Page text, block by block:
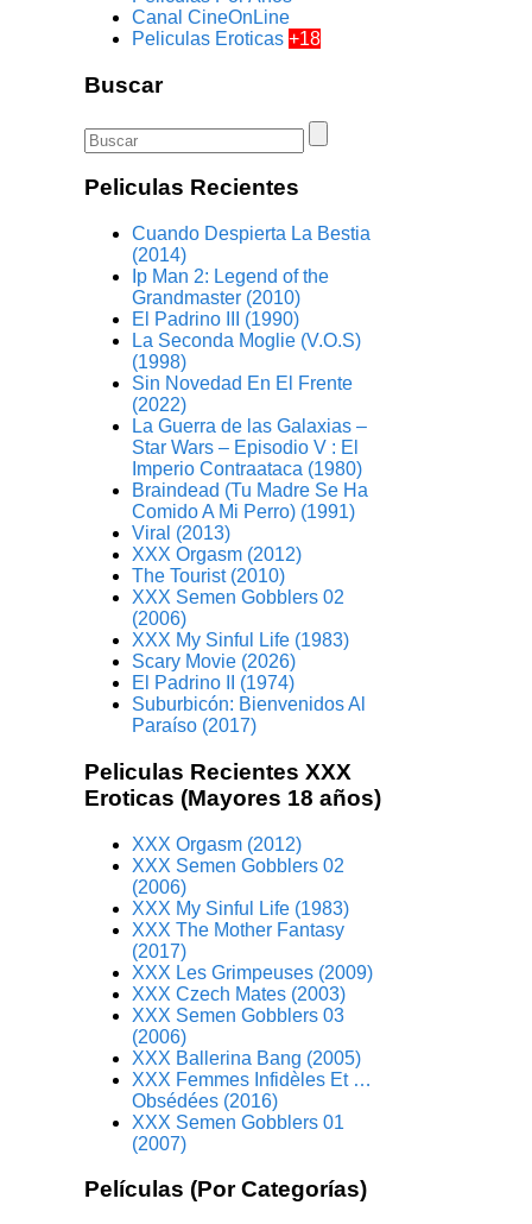
Canal CineOnLine
Peliculas Eroticas+18
Buscar
Peliculas Recientes
Cuando Despierta La Bestia
(2014)
Ip Man 2: Legend of the
Grandmaster (2010)
El Padrino III (1990)
La Seconda Moglie (V.O.S)
(1998)
Sin Novedad En El Frente
(2022)
La Guerra de las Galaxias –
Star Wars – Episodio V : El
Imperio Contraataca (1980)
Braindead (Tu Madre Se Ha
Comido A Mi Perro) (1991)
Viral (2013)
XXX Orgasm (2012)
The Tourist (2010)
XXX Semen Gobblers 02
(2006)
XXX My Sinful Life (1983)
Scary Movie (2026)
El Padrino II (1974)
Suburbicón: Bienvenidos Al
Paraíso (2017)
Peliculas Recientes XXX
Eroticas (Mayores 18 años)
XXX Orgasm (2012)
XXX Semen Gobblers 02
(2006)
XXX My Sinful Life (1983)
XXX The Mother Fantasy
(2017)
XXX Les Grimpeuses (2009)
XXX Czech Mates (2003)
XXX Semen Gobblers 03
(2006)
XXX Ballerina Bang (2005)
XXX Femmes Infidèles Et …
Obsédées (2016)
XXX Semen Gobblers 01
(2007)
Películas (Por Categorías)